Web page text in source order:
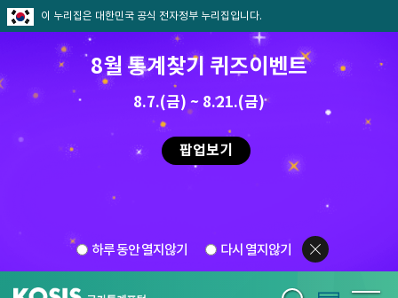
이 누리집은 대한민국 공식 전자정부 누리집입니다.
8월 통계찾기 퀴즈이벤트
8.7.(금) ~ 8.21.(금)
팝업보기
하루 동안 열지않기 다시 열지않기